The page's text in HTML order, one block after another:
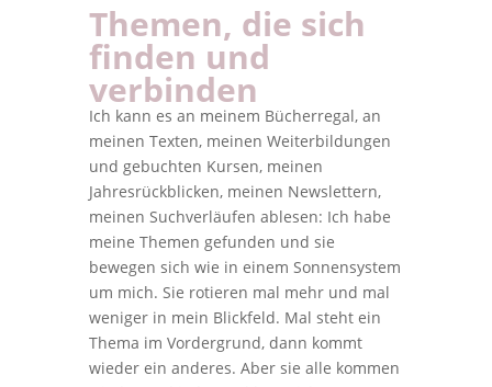
Themen, die sich
finden und
verbinden
Ich kann es an meinem Bücherregal, an
meinen Texten, meinen Weiterbildungen
und gebuchten Kursen, meinen
Jahresrückblicken, meinen Newslettern,
meinen Suchverläufen ablesen: Ich habe
meine Themen gefunden und sie
bewegen sich wie in einem Sonnensystem
um mich. Sie rotieren mal mehr und mal
weniger in mein Blickfeld. Mal steht ein
Thema im Vordergrund, dann kommt
wieder ein anderes. Aber sie alle kommen